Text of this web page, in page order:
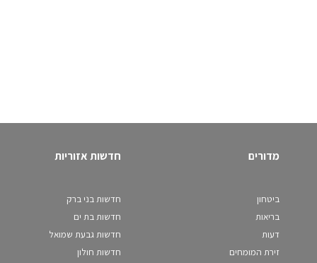
מדורים
ביטחון
בריאות
דעות
זירת המומחים
חדשות אזוריות
חדשות בני ברק
חדשות בת ים
חדשות גבעת שמואל
חדשות חולון